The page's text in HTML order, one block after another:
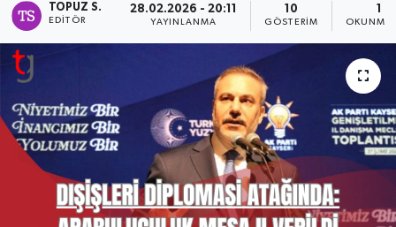
TOPUZ S.
EDITÖR
28.02.2026 - 20:11
YAYINLANMA
10
GÖSTERIM OKUNMA